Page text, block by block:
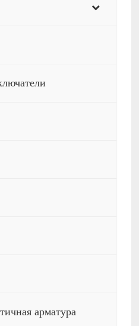
арматура